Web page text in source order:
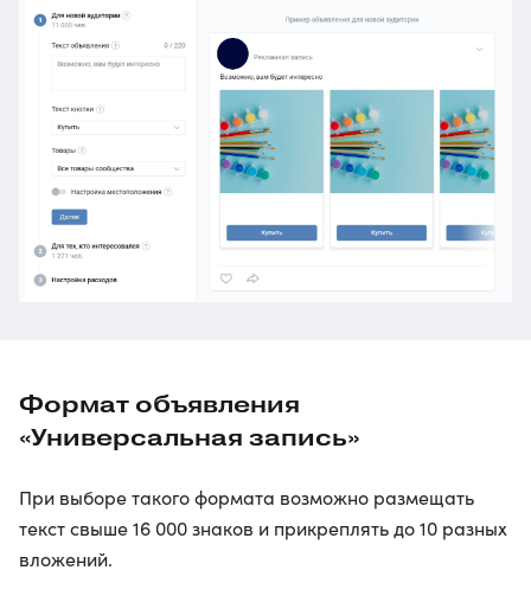
Формат объявления
«Универсальная запись»
При выборе такого формата возможно размещать
текст свыше 16 000 знаков и прикреплять до 10 разных
вложений.